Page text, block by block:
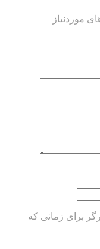
موردنیاز
برای زمانی که